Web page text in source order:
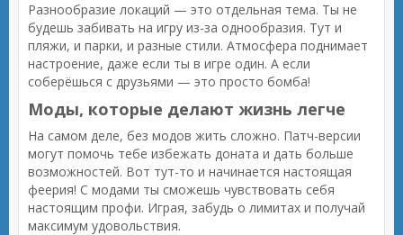
Разнообразие локаций — это отдельная тема. Ты не
будешь забивать на игру из-за однообразия. Тут и
пляжи, и парки, и разные стили. Атмосфера поднимает
настроение, даже если ты в игре один. А если
соберёшься с друзьями — это просто бомба!
Моды, которые делают жизнь легче
На самом деле, без модов жить сложно. Патч-версии
могут помочь тебе избежать доната и дать больше
возможностей. Вот тут-то и начинается настоящая
феерия! С модами ты сможешь чувствовать себя
настоящим профи. Играя, забудь о лимитах и получай
максимум удовольствия.